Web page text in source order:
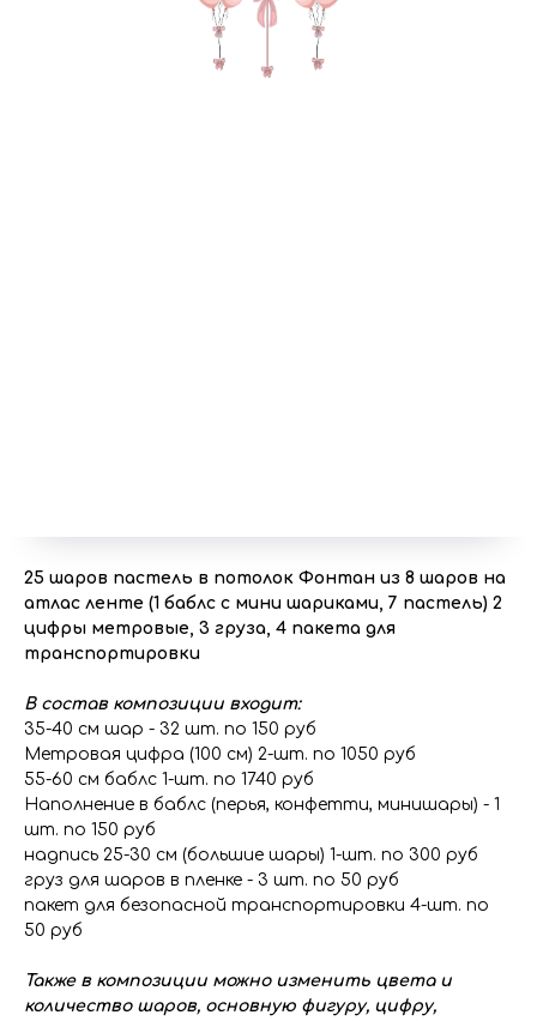
25 шаров пастель в потолок Фонтан из 8 шаров на
атлас ленте (1 баблс с мини шариками, 7 пастель) 2
цифры метровые, 3 груза, 4 пакета для
транспортировки
В состав композиции входит:
35-40 см шар - 32 шт. по 150 руб
Метровая цифра (100 см) 2-шт. по 1050 руб
55-60 см баблс 1-шт. по 1740 руб
Наполнение в баблс (перья, конфетти, минишары) - 1
шт. по 150 руб
надпись 25-30 см (большие шары) 1-шт. по 300 руб
груз для шаров в пленке - 3 шт. по 50 руб
пакет для безопасной транспортировки 4-шт. по
50 руб
Также в композиции можно изменить цвета и
количество шаров, основную фигуру, цифру,